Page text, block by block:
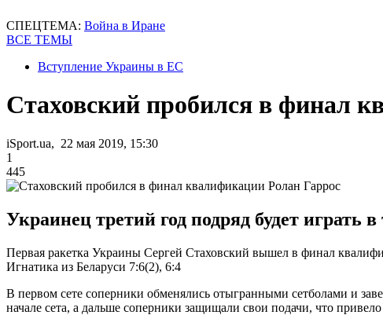
СПЕЦТЕМА: Война в Иране
ВСЕ ТЕМЫ
Вступление Украины в ЕС
Стаховский пробился в финал
iSport.ua, 22 мая 2019, 15:30
1
445
Украинец третий год подряд будет
Первая ракетка Украины Сергей Стаховский вышел в финал
Игнатика из Беларуси 7:6(2), 6:4
В первом сете соперники обменялись отыгранными сетболами и
начале сета, а дальше соперники защищали свои подачи, что